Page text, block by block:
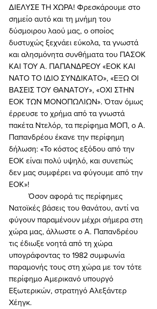
ΔΙΕΛΥΣΕ ΤΗ ΧΩΡΑ! Φρεσκάρουμε στο
σημείο αυτό και τη μνήμη του
δύσμοιρου λαού μας, ο οποίος
δυστυχώς ξεχνάει εύκολα, τα γνωστά
και αλησμόνητα συνθήματα του ΠΑΣΟΚ
ΚΑΙ ΤΟΥ Α. ΠΑΠΑΝΔΡΕΟΥ «ΕΟΚ ΚΑΙ
ΝΑΤΟ ΤΟ ΙΔΙΟ ΣΥΝΔΙΚΑΤΟ», «ΕΞΩ ΟΙ
ΒΑΣΕΙΣ ΤΟΥ ΘΑΝΑΤΟΥ», «ΟΧΙ ΣΤΗΝ
ΕΟΚ ΤΩΝ ΜΟΝΟΠΩΛΙΩΝ». Όταν όμως
έρρευσε το χρήμα από τα γνωστά
πακέτα Ντελόρ, τα περίφημα ΜΟΠ, ο Α.
Παπανδρέου έκανε την περίφημη
δήλωση: «Το κόστος εξόδου από την
ΕΟΚ είναι πολύ υψηλό, και συνεπώς
δεν μας συμφέρει να φύγουμε από την
ΕΟΚ»!
Νατοϊκές βάσεις του θανάτου, αντί να
φύγουν παραμένουν μέχρι σήμερα στη
χώρα μας, άλλωστε ο Α. Παπανδρέου
τις έδιωξε νοητά από τη χώρα
υπογράφοντας το 1982 συμφωνία
παραμονής τους στη χώρα με τον τότε
περίφημο Αμερικανό υπουργό
Εξωτερικών, στρατηγό Αλεξάντερ
Χέηγκ.